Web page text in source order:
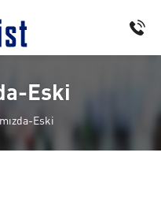
Eski
Eski